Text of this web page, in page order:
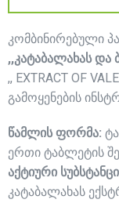
კომბინირებული
,,კატაბალახას და
,, EXTRACT OF
გამოყენების
წამლის ფორმა:
ერთი ტაბლეტის
აქტიური
კატაბალახას